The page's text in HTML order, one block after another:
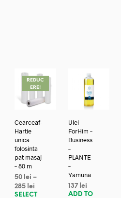
REDUC
ERE!
Cearceaf-
Hartie
unica
folosinta
pat masaj
– 80 m
50 lei –
285 lei
SELECT
Ulei
ForHim –
Business
–
PLANTE
–
Yamuna
137 lei
ADD TO